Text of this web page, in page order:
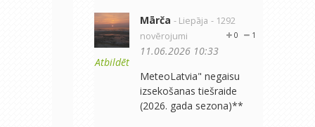
Atbildēt
Mārča - Liepāja - 1292
novērojumi
1
0
11.06.2026 10:33
MeteoLatvia" negaisu
izsekošanas tiešraide
(2026. gada sezona)**